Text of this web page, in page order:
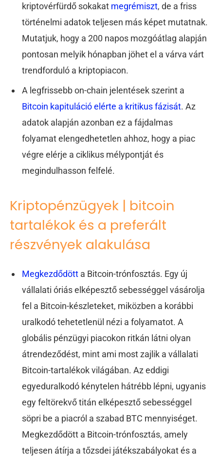
kriptovérfürdő sokakat megrémiszt, de a friss
történelmi adatok teljesen más képet mutatnak.
Mutatjuk, hogy a 200 napos mozgóátlag alapján
pontosan melyik hónapban jöhet el a várva várt
trendforduló a kriptopiacon.
A legfrissebb on-chain jelentések szerint a
Bitcoin kapituláció elérte a kritikus fázisát. Az
adatok alapján azonban ez a fájdalmas
folyamat elengedhetetlen ahhoz, hogy a piac
végre elérje a ciklikus mélypontját és
megindulhasson felfelé.
Kriptopénzügyek | bitcoin
tartalékok és a preferált
részvények alakulása
Megkezdődött a Bitcoin-trónfosztás. Egy új
vállalati óriás elképesztő sebességgel vásárolja
fel a Bitcoin-készleteket, miközben a korábbi
uralkodó tehetetlenül nézi a folyamatot. A
globális pénzügyi piacokon ritkán látni olyan
átrendeződést, mint ami most zajlik a vállalati
Bitcoin-tartalékok világában. Az eddigi
egyeduralkodó kénytelen hátrébb lépni, ugyanis
egy feltörekvő titán elképesztő sebességgel
söpri be a piacról a szabad BTC mennyiséget.
Megkezdődött a Bitcoin-trónfosztás, amely
teljesen átírja a tőzsdei játékszabályokat és a